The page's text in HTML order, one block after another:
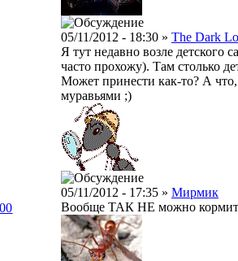
05/11/2012 - 18:30 » The Dark
Я тут недавно возле детского
часто прохожу). Там столько
Может принести как-то? А
муравьями ;)
05/11/2012 - 17:35 » Мирмик
Вообще ТАК НЕ можно